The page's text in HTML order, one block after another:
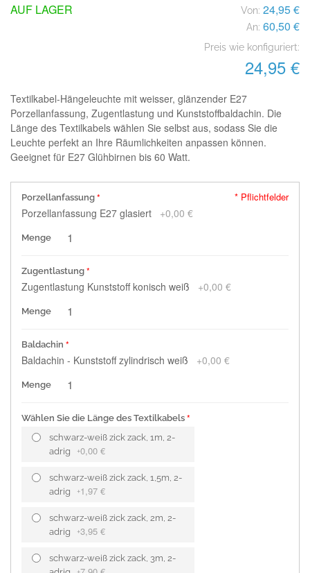
Von: 24,95 €
An: 60,50 €
Preis wie konfiguriert:
24,95 €
AUF LAGER
Textilkabel-Hängeleuchte mit weisser, glänzender E27
Porzellanfassung, Zugentlastung und Kunststoffbaldachin. Die
Länge des Textilkabels wählen Sie selbst aus, sodass Sie die
Leuchte perfekt an Ihre Räumlichkeiten anpassen können.
Geeignet für E27 Glühbirnen bis 60 Watt.
Porzellanfassung
Porzellanfassung E27 glasiert +0,00 €
Menge
Zugentlastung
Zugentlastung Kunststoff konisch weiß +0,00 €
Menge
Baldachin
Baldachin - Kunststoff zylindrisch weiß +0,00 €
Menge
Wählen Sie die Länge des Textilkabels
schwarz-weiß zick zack, 1m, 2-
adrig +0,00 €
schwarz-weiß zick zack, 1,5m, 2-
adrig +1,97 €
schwarz-weiß zick zack, 2m, 2-
adrig +3,95 €
schwarz-weiß zick zack, 3m, 2-
* Pflichtfelder